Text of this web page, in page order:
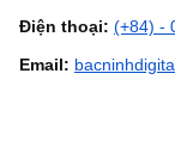
Điện thoại: (+84) -
Email: